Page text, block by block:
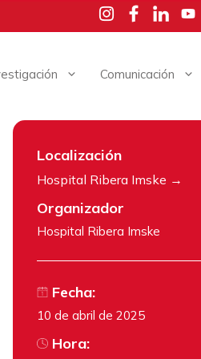
Comunicación
Localización
Hospital Ribera Imske
Organizador
Hospital Ribera Imske
Fecha:
10 de abril de 2025
Hora: